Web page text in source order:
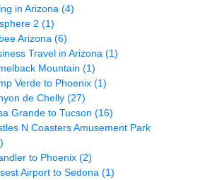
in Arizona (4)
2 (1)
Arizona (6)
Travel in Arizona (1)
Mountain (1)
Verde to Phoenix (1)
de Chelly (27)
Grande to Tucson (16)
N Coasters Amusement Park
to Phoenix (2)
Airport to Sedona (1)